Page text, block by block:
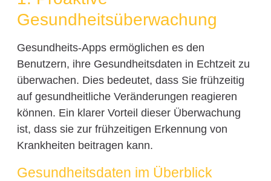
Gesundheitsüberwachung
Gesundheits-Apps ermöglichen es den
Benutzern, ihre Gesundheitsdaten in Echtzeit zu
überwachen. Dies bedeutet, dass Sie frühzeitig
auf gesundheitliche Veränderungen reagieren
können. Ein klarer Vorteil dieser Überwachung
ist, dass sie zur frühzeitigen Erkennung von
Krankheiten beitragen kann.
Gesundheitsdaten im Überblick